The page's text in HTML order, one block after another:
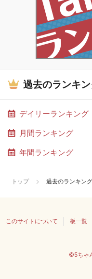
過去のランキ
デイリーランキング
月間ランキング
年間ランキング
トップ 過去のランキング
このサイトについて 板一覧
©5ちゃ